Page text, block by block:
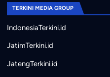
TERKINI MEDIA GROUP
IndonesiaTerkini.id
JatimTerkini.id
JatengTerkini.id